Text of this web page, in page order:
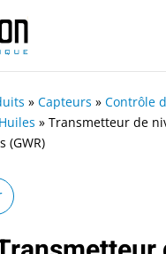
» Capteurs » Contrôle
» Transmetteur de
(GWR)